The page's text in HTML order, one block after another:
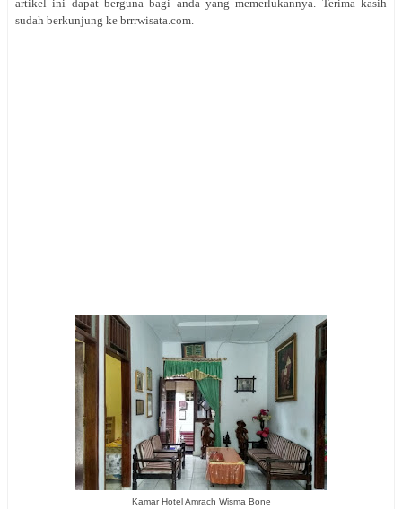
artikel ini dapat berguna bagi anda yang memerlukannya. Terima kasih
sudah berkunjung ke brrrwisata.com.
Kamar Hotel Amrach Wisma Bone